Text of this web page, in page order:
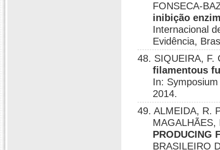
FONSECA-
inibição
Internacional
Evidência,
48. SIQUEIRA, F.
filamentous
In:
2014.
49. ALMEIDA, R.
PRODUCING
BRASILEIRO